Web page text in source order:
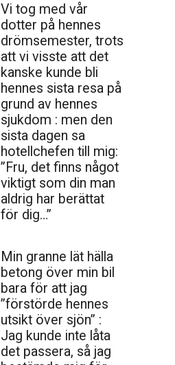
Vi tog med vår
dotter på hennes
drömsemester, trots
att vi visste att det
kanske kunde bli
hennes sista resa på
grund av hennes
sjukdom : men den
sista dagen sa
hotellchefen till mig:
”Fru, det finns något
viktigt som din man
aldrig har berättat
för dig…”
Min granne lät hälla
betong över min bil
bara för att jag
”förstörde hennes
utsikt över sjön” :
Jag kunde inte låta
det passera, så jag